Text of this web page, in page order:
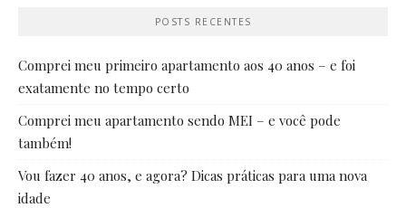
POSTS RECENTES
Comprei meu primeiro apartamento aos 40 anos – e foi
exatamente no tempo certo
Comprei meu apartamento sendo MEI – e você pode
também!
Vou fazer 40 anos, e agora? Dicas práticas para uma nova
idade